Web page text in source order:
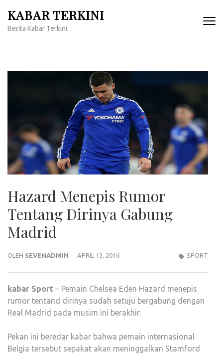
konten
KABAR TERKINI
Berita Kabar Terkini
Hazard Menepis Rumor
Tentang Dirinya Gabung
Madrid
OLEH SEVENADMIN APRIL 13, 2016 SPORT
kabar Sport – Pemain Chelsea Eden Hazard menepis
rumor tentand dirinya sudah setuju bergabung dengan
Real Madrid pada musim ini berakhir.
Pekan ini beredar kabar bahwa pemain internasional
Belgia tersebut sepakat akan meninggalkan Stamford